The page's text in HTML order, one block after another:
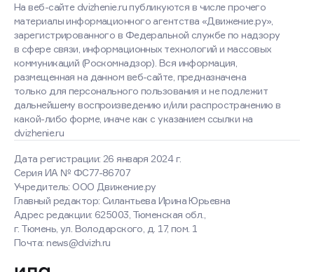
Дата регистрации: 26 января 2024 г.
Серия ИА № ФС77-86707
Учредитель: ООО Движение.ру
Главный редактор: Силантьева Ирина Юрьевна
Адрес редакции: 625003, Тюменская обл.,
г. Тюмень, ул. Володарского, д. 17, пом. 1
Почта: news@dvizh.ru
На веб-сайте dvizhenie.ru публикуются в числе прочего
материалы информационного агентства «Движение.ру»,
зарегистрированного в Федеральной службе по надзору
в сфере связи, информационных технологий и массовых
коммуникаций (Роскомнадзор). Вся информация,
размещенная на данном веб-сайте, предназначена
только для персонального пользования и не подлежит
дальнейшему воспроизведению и/или распространению в
какой-либо форме, иначе как с указанием ссылки на
dvizhenie.ru
Оставаясь на сайте, вы
соглашаетесь с использованием